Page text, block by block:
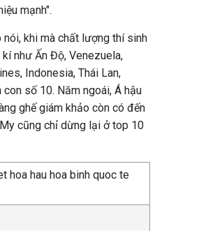
mạnh".
khi mà chất lượng thí sinh
như Ấn Độ, Venezuela,
Indonesia, Thái Lan,
số 10. Năm ngoái, Á hậu
ghế giám khảo còn có đến
cũng chỉ dừng lại ở top 10